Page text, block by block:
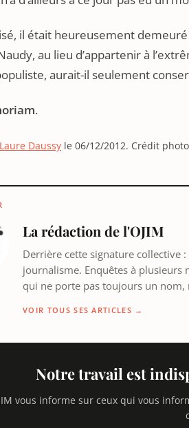
il était heureusement
au lieu d’appartenir à
aurait-il seulement
.
Laure Daussy le 06/12/2012. Crédit
La rédaction de l'OJIM
Derrière cette signature collective
journalisme. Enquêtes à
qui ne porte pas toujours un
VOIR TOUS SES ARTICLES →
Notre travail est
vous informe sur ceux qui vous